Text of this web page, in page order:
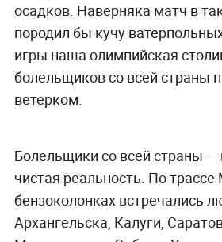
осадков. Наверняка матч в
породил бы кучу
игры наша олимпийская
болельщиков со всей страны
ветерком.
Болельщики со всей страны —
чистая реальность. По
бензоколонках встречались
Архангельска, Калуги,